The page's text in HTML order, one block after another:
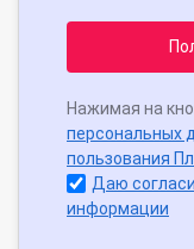
Нажимая на
персональных
пользования
Даю
информации